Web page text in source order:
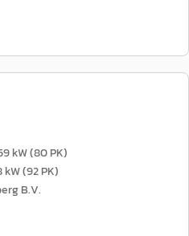
kW (80 PK)
(92 PK)
B.V.